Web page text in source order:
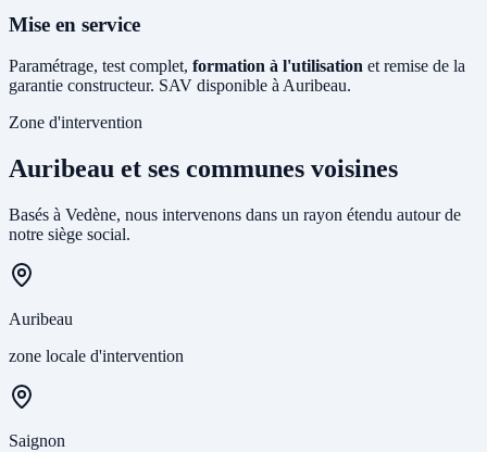
Mise en service
Paramétrage, test complet, formation à l'utilisation et remise de la
garantie constructeur. SAV disponible à Auribeau.
Zone d'intervention
Auribeau et ses communes voisines
Basés à Vedène, nous intervenons dans un rayon étendu autour de
notre siège social.
Auribeau
zone locale d'intervention
Saignon